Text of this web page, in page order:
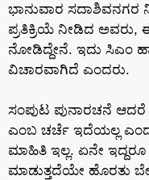
ಭಾನುವಾರ ಸದಾಶಿವನಗರ
ಪ್ರತಿಕ್ರಿಯೆ ನೀಡಿದ ಅವರು,
ನೋಡಿದ್ದೇನೆ. ಇದು ಸಿಎಂ
ವಿಚಾರವಾಗಿದೆ ಎಂದರು.
ಸಂಪುಟ ಪುನಾರಚನೆ ಆದರೆ
ಎಂಬ ಚರ್ಚೆ ಇದೆಯಲ್ಲ
ಮಾಹಿತಿ ಇಲ್ಲ. ಏನೇ
ಮಾಡುತ್ತದೆಯೇ ಹೊರತು